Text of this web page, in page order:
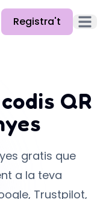
Registra't Obre
QR
gratis que
a la teva
Trustpilot,